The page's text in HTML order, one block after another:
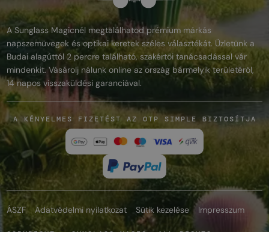
A Sunglass Magicnél megtalálhatod prémium márkás
napszemüvegek és optikai keretek széles választékát. Üzletünk a
Budai alagúttól 2 percre található, szakértői tanácsadással vár
mindenkit. Vásárolj nálunk online az ország bármelyik területéről,
14 napos visszaküldési garanciával.
A KÉNYELMES FIZETÉST AZ OTP SIMPLE BIZTOSÍTJA
ÁSZF Adatvédelmi nyilatkozat Sütik kezelése Impresszum